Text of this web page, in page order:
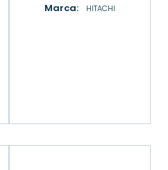
Marca: HITACHI